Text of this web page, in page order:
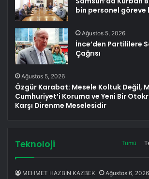
bin personel göreve
Ağustos 5, 2026
İnce’den Partililere
Çağrısı
Ağustos 5, 2026
Özgür Karabat: Mesele Koltuk Değil,
Cumhuriyet’i Koruma ve Yeni Bir
Karşı Direnme Meselesidir
Teknoloji Tümü
MEHMET HAZBİN KAZBEK Ağustos 6, 2026